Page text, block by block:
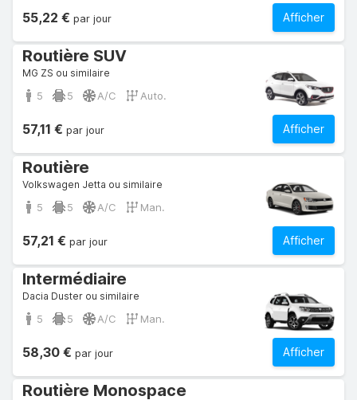
Afficher
55,22 € par jour
Routière SUV
MG ZS ou similaire
5 5 A/C Auto.
Afficher
57,11 € par jour
Routière
Volkswagen Jetta ou similaire
5 5 A/C Man.
Afficher
57,21 € par jour
Intermédiaire
Dacia Duster ou similaire
5 5 A/C Man.
Afficher
58,30 € par jour
Routière Monospace